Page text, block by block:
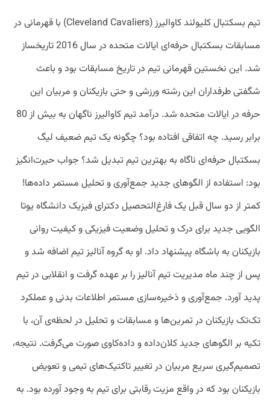
تیم بسکتبال کلیولند کاوالیرز (Cleveland Cavaliers) با قهرمانی در
مسابقات بسکتبال حرفه‌ای ایالات متحده در سال 2016 تاریخساز
شد. این نخستین قهرمانی تیم در تاریخ مسابقات بود و باعث
شگفتی طرفداران این رشته ورزشی و حتی بازیکنان و مربیان این
حرفه در ایالات متحده شد. درآمد تیم کاوالیرز ناگهان به بیش از 80
برابر رسید. چه اتفاقی افتاده بود؟ چگونه یک تیم ضعیف لیگ
بسکتبال حرفه‌ای ناگاه به بهترین تیم تبدیل شد؟ جواب حیرت‌انگیز
بود: استفاده از الگوهای جدید جمع‌آوری و تحلیل مستمر داده‌ها!
کمتر از دو سال قبل یک فارغ‌التحصیل دکترای فیزیک دانشگاه یوتا
الگویی جدید برای درک و تحلیل وضعیت فیزیکی و کیفیت روانی
بازیکنان به باشگاه پیشنهاد داد. او به گروه آنالیز تیم اضافه شد و
پس از چند ماه مدیریت تیم آنالیز را بر عهده گرفت و انقلابی در تیم
پدید آورد. جمع‌آوری و ذخیره‌سازی مستمر اطلاعات بدنی و عملکرد
تک‌تک بازیکنان در تمرین‌ها و مسابقات و تحلیل در لحظه‌ی آن، با
تکیه بر الگوهای جدید کلان‌داده و داده‌کاوی صورت می‌گرفت. نتیجه،
تصمیم‌گیری سریع مربیان در تغییر تاکتیک‌های تیمی و تعویض
بازیکنان بود که در واقع مزیت رقابتی برای تیم به وجود آورده بود. به